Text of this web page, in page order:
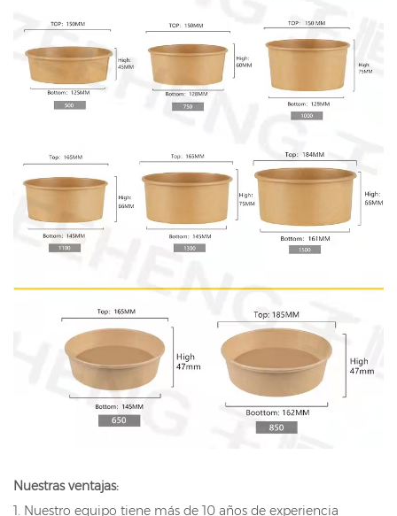
Nuestras ventajas:
1. Nuestro equipo tiene más de 10 años de experiencia